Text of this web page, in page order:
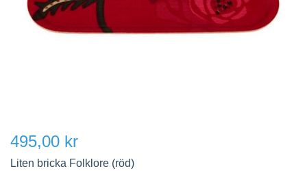
495,00 kr
Liten bricka Folklore (röd)